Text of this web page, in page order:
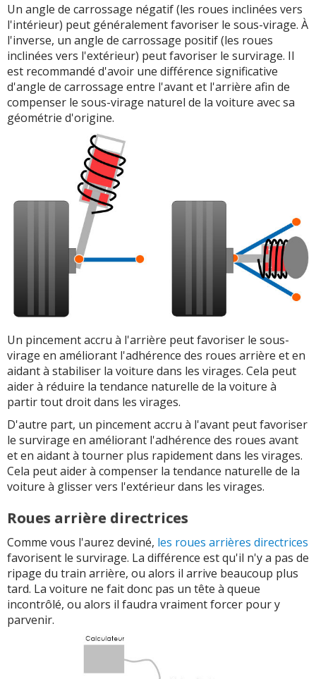
Un angle de carrossage négatif (les roues inclinées vers
l'intérieur) peut généralement favoriser le sous-virage. À
l'inverse, un angle de carrossage positif (les roues
inclinées vers l'extérieur) peut favoriser le survirage. Il
est recommandé d'avoir une différence significative
d'angle de carrossage entre l'avant et l'arrière afin de
compenser le sous-virage naturel de la voiture avec sa
géométrie d'origine.
Un pincement accru à l'arrière peut favoriser le sous-
virage en améliorant l'adhérence des roues arrière et en
aidant à stabiliser la voiture dans les virages. Cela peut
aider à réduire la tendance naturelle de la voiture à
partir tout droit dans les virages.
D'autre part, un pincement accru à l'avant peut favoriser
le survirage en améliorant l'adhérence des roues avant
et en aidant à tourner plus rapidement dans les virages.
Cela peut aider à compenser la tendance naturelle de la
voiture à glisser vers l'extérieur dans les virages.
Roues arrière directrices
Comme vous l'aurez deviné, les roues arrières directrices
favorisent le survirage. La différence est qu'il n'y a pas de
ripage du train arrière, ou alors il arrive beaucoup plus
tard. La voiture ne fait donc pas un tête à queue
incontrôlé, ou alors il faudra vraiment forcer pour y
parvenir.